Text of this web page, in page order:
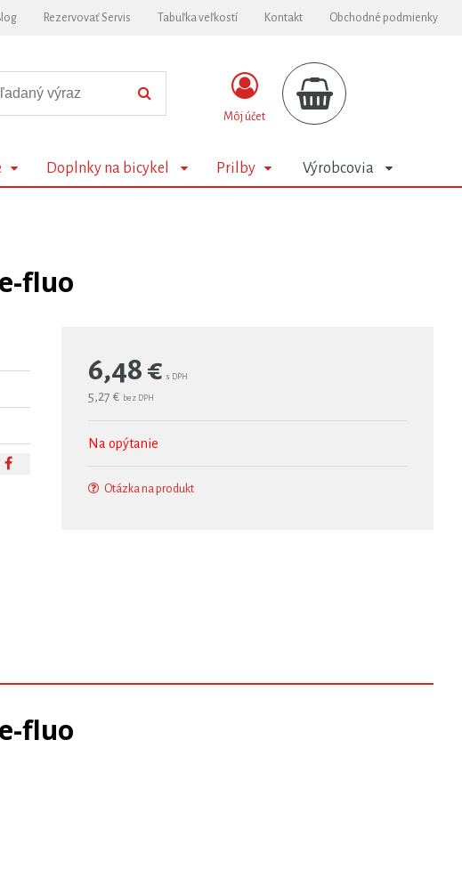
Rezervovať Servis Tabuľka veľkostí Kontakt Obchodné podmienky
Môj účet
Doplnky na bicykel Prilby Výrobcovia
fluo
6,48 € s DPH
5,27 € bez DPH
Na opýtanie
Otázka na produkt
fluo